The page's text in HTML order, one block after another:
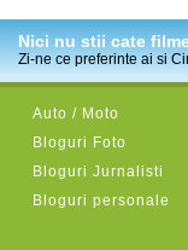
Nici nu stii cate
Zi-ne ce preferinte ai si
Auto / Moto
Bloguri Foto
Bloguri Jurnalisti
Bloguri personale